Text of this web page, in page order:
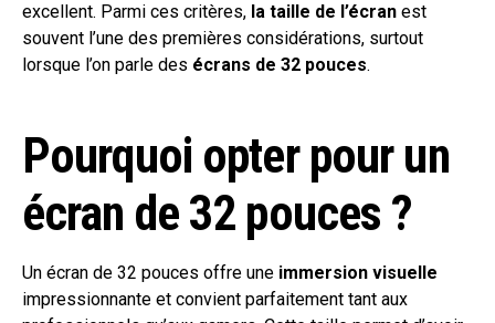
excellent. Parmi ces critères, la taille de l’écran est
souvent l’une des premières considérations, surtout
lorsque l’on parle des écrans de 32 pouces.
Pourquoi opter pour un
écran de 32 pouces ?
Un écran de 32 pouces offre une immersion visuelle
impressionnante et convient parfaitement tant aux